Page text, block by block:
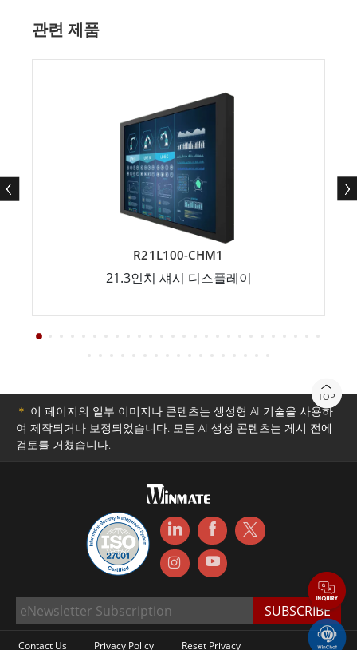
관련 제품
R21L100-CHM1
21.3인치 섀시 디스플레이
TOP
＊ 이 페이지의 일부 이미지나 콘텐츠는 생성형 AI 기술을 사용하
여 제작되거나 보정되었습니다. 모든 AI 생성 콘텐츠는 게시 전에
검토를 거쳤습니다.
Contact Us Privacy Policy Reset Privacy